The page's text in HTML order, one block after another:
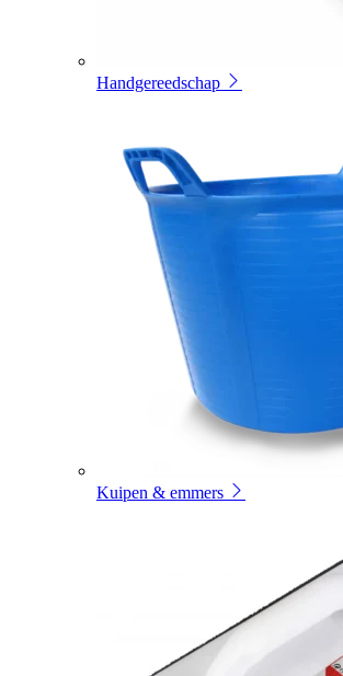
Handgereedschap
Kuipen & emmers